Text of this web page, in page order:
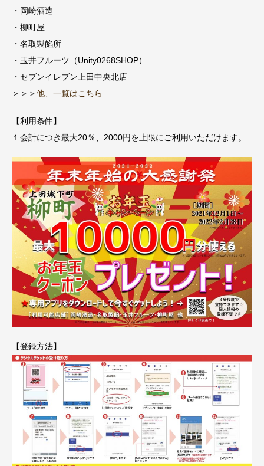
・岡崎酒造
・柳町屋
・名取製餡所
・玉井フルーツ（Unity0268SHOP）
・セブンイレブン上田中央北店
＞＞＞他、一覧はこちら
【利用条件】
１会計につき最大20％、2000円を上限にご利用いただけます。
【登録方法】